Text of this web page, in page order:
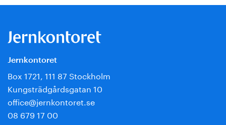
Jernkontoret
Box 1721, 111 87 Stockholm
Kungsträdgårdsgatan 10
office@jernkontoret.se
08 679 17 00